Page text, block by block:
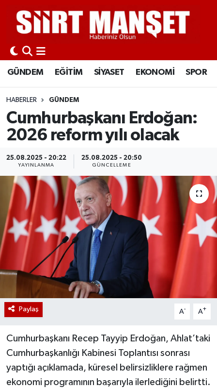
GÜNDEM EĞİTİM SİYASET EKONOMİ SPOR
HABERLER GÜNDEM
Cumhurbaşkanı Erdoğan:
2026 reform yılı olacak
25.08.2025 - 20:22
YAYINLANMA
25.08.2025 - 20:50
GÜNCELLEME
Paylaş A- A+
Cumhurbaşkanı Recep Tayyip Erdoğan, Ahlat’taki
Cumhurbaşkanlığı Kabinesi Toplantısı sonrası
yaptığı açıklamada, küresel belirsizliklere rağmen
ekonomi programının başarıyla ilerlediğini belirtti.
GÜNDEM
EĞİTİM
SİYASET
EKONOMİ
SPOR
İLÇELER
KÜLTÜR-SANAT
SAĞLIK-YAŞAM
Siirt Nöbetçi Eczaneler
Siirt Hava Durumu
Siirt Namaz Vakitleri
Siirt Trafik Yoğunluk Haritası
Süper Lig Puan Durumu ve Fikstür
Tüm Manşetler
Son Dakika Haberleri
Haber Arşivi